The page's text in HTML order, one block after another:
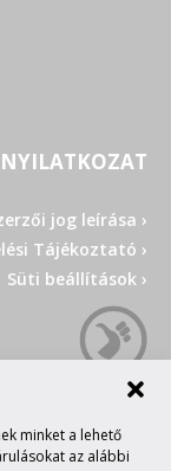
minket a lehető
az alábbi
NYILATKOZAT
jog leírása ›
Tájékoztató ›
Süti beállítások ›